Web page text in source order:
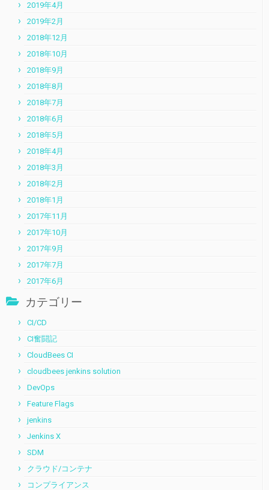
2019年4月
2019年2月
2018年12月
2018年10月
2018年9月
2018年8月
2018年7月
2018年6月
2018年5月
2018年4月
2018年3月
2018年2月
2018年1月
2017年11月
2017年10月
2017年9月
2017年7月
2017年6月
カテゴリー
CI/CD
CI奮闘記
CloudBees CI
cloudbees jenkins solution
DevOps
Feature Flags
jenkins
Jenkins X
SDM
クラウド/コンテナ
コンプライアンス